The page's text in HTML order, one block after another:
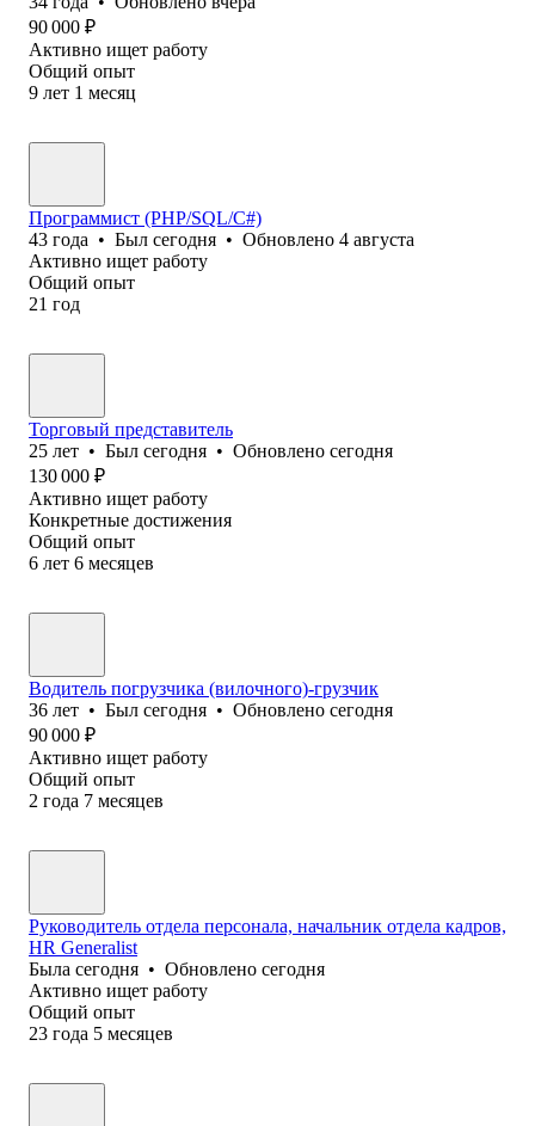
90 000 ₽
Активно ищет работу
Общий опыт
9 лет 1 месяц
Программист (PHP/SQL/C#)
43 года • Был сегодня • Обновлено 4 августа
Активно ищет работу
Общий опыт
21 год
Торговый представитель
25 лет • Был сегодня • Обновлено сегодня
130 000 ₽
Активно ищет работу
Конкретные достижения
Общий опыт
6 лет 6 месяцев
Водитель погрузчика (вилочного)-грузчик
36 лет • Был сегодня • Обновлено сегодня
90 000 ₽
Активно ищет работу
Общий опыт
2 года 7 месяцев
Руководитель отдела персонала, начальник отдела кадров,
HR Generalist
Была сегодня • Обновлено сегодня
Активно ищет работу
Общий опыт
23 года 5 месяцев